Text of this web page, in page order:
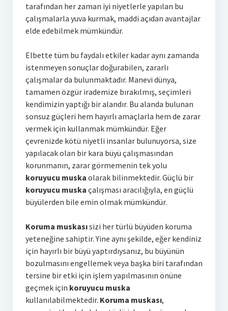
tarafından her zaman iyi niyetlerle yapılan bu
çalışmalarla yuva kurmak, maddi açıdan avantajlar
elde edebilmek mümkündür.
Elbette tüm bu faydalı etkiler kadar aynı zamanda
istenmeyen sonuçlar doğurabilen, zararlı
çalışmalar da bulunmaktadır. Manevi dünya,
tamamen özgür irademize bırakılmış, seçimleri
kendimizin yaptığı bir alandır. Bu alanda bulunan
sonsuz güçleri hem hayırlı amaçlarla hem de zarar
vermek için kullanmak mümkündür. Eğer
çevrenizde kötü niyetli insanlar bulunuyorsa, size
yapılacak olan bir kara büyü çalışmasından
korunmanın, zarar görmemenin tek yolu
koruyucu muska olarak bilinmektedir. Güçlü bir
koruyucu muska çalışması aracılığıyla, en güçlü
büyülerden bile emin olmak mümkündür.
Koruma muskasısizi her türlü büyüden koruma
yeteneğine sahiptir. Yine aynı şekilde, eğer kendiniz
için hayırlı bir büyü yaptırdıysanız, bu büyünün
bozulmasını engellemek veya başka biri tarafından
tersine bir etki için işlem yapılmasının önüne
geçmek için koruyucu muska
kullanılabilmektedir. Koruma muskası,